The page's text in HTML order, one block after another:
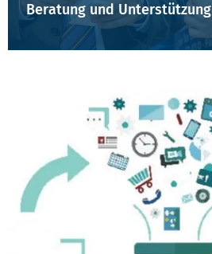
Beratung und Unterstützung